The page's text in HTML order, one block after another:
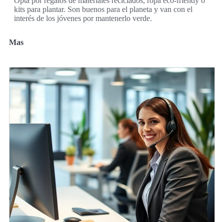
kits para plantar. Son buenos para el planeta y van con el
interés de los jóvenes por mantenerlo verde.
Mas